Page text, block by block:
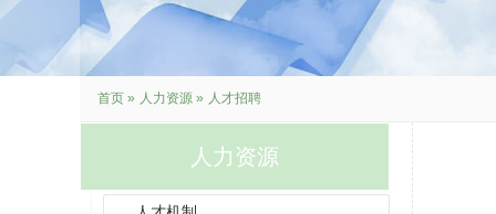
首页 » 人力资源 » 人才招聘
人力资源